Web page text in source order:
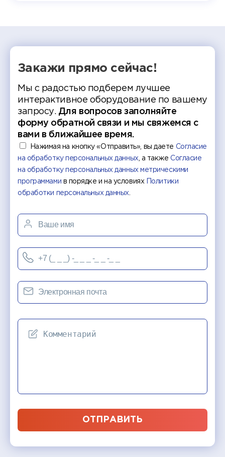
Закажи прямо сейчас!
Мы с радостью подберем лучшее
интерактивное оборудование по вашему
запросу. Для вопросов заполняйте
форму обратной связи и мы свяжемся с
вами в ближайшее время.
Нажимая на кнопку «Отправить», вы даете Согласие
на обработку персональных данных , а такжеСогласие
на обработку персональных данных метрическими
программами в порядке и на условиях
Политики
обработки персональных данных
ОТПРАВИТЬ